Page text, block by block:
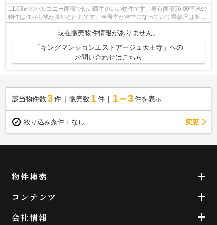
11.63㎡のバルコニー面積で使い勝手のいい物件です。専有面積56.09平米の
物件は住み心地が良いと評判です。全居室が洋室になっていて畳部屋は要ら
現在販売物件情報がありません。
「キングマンションエストアージュ天王寺」への
お問い合わせはこちら
該当物件数 3件 販売数 1 件 1～3 件を表示
絞り込み条件： なし 変更
物件検索
コンテンツ
会社情報